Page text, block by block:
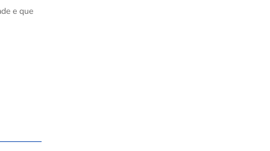
e que